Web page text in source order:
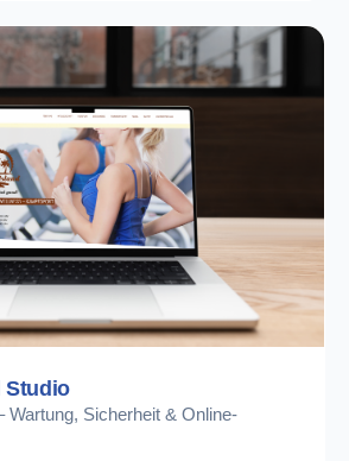
Studio
Wartung, Sicherheit & Online-